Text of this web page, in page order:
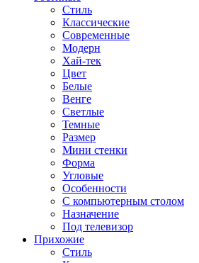
Стиль
Классические
Современные
Модерн
Хай-тек
Цвет
Белые
Венге
Светлые
Темные
Размер
Мини стенки
Форма
Угловые
Особенности
С компьютерным столом
Назначение
Под телевизор
Прихожие
Стиль